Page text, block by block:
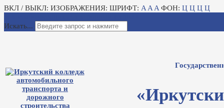
ВКЛ / ВЫКЛ: ИЗОБРАЖЕНИЯ: ШРИФТ: A A A ФОН: Ц Ц Ц Ц
Искать...